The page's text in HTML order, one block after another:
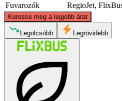
Fuvarozók
RegioJet,
Keresse meg a legjobb árat
Banská
©
Legolcsóbb Legrövidebb